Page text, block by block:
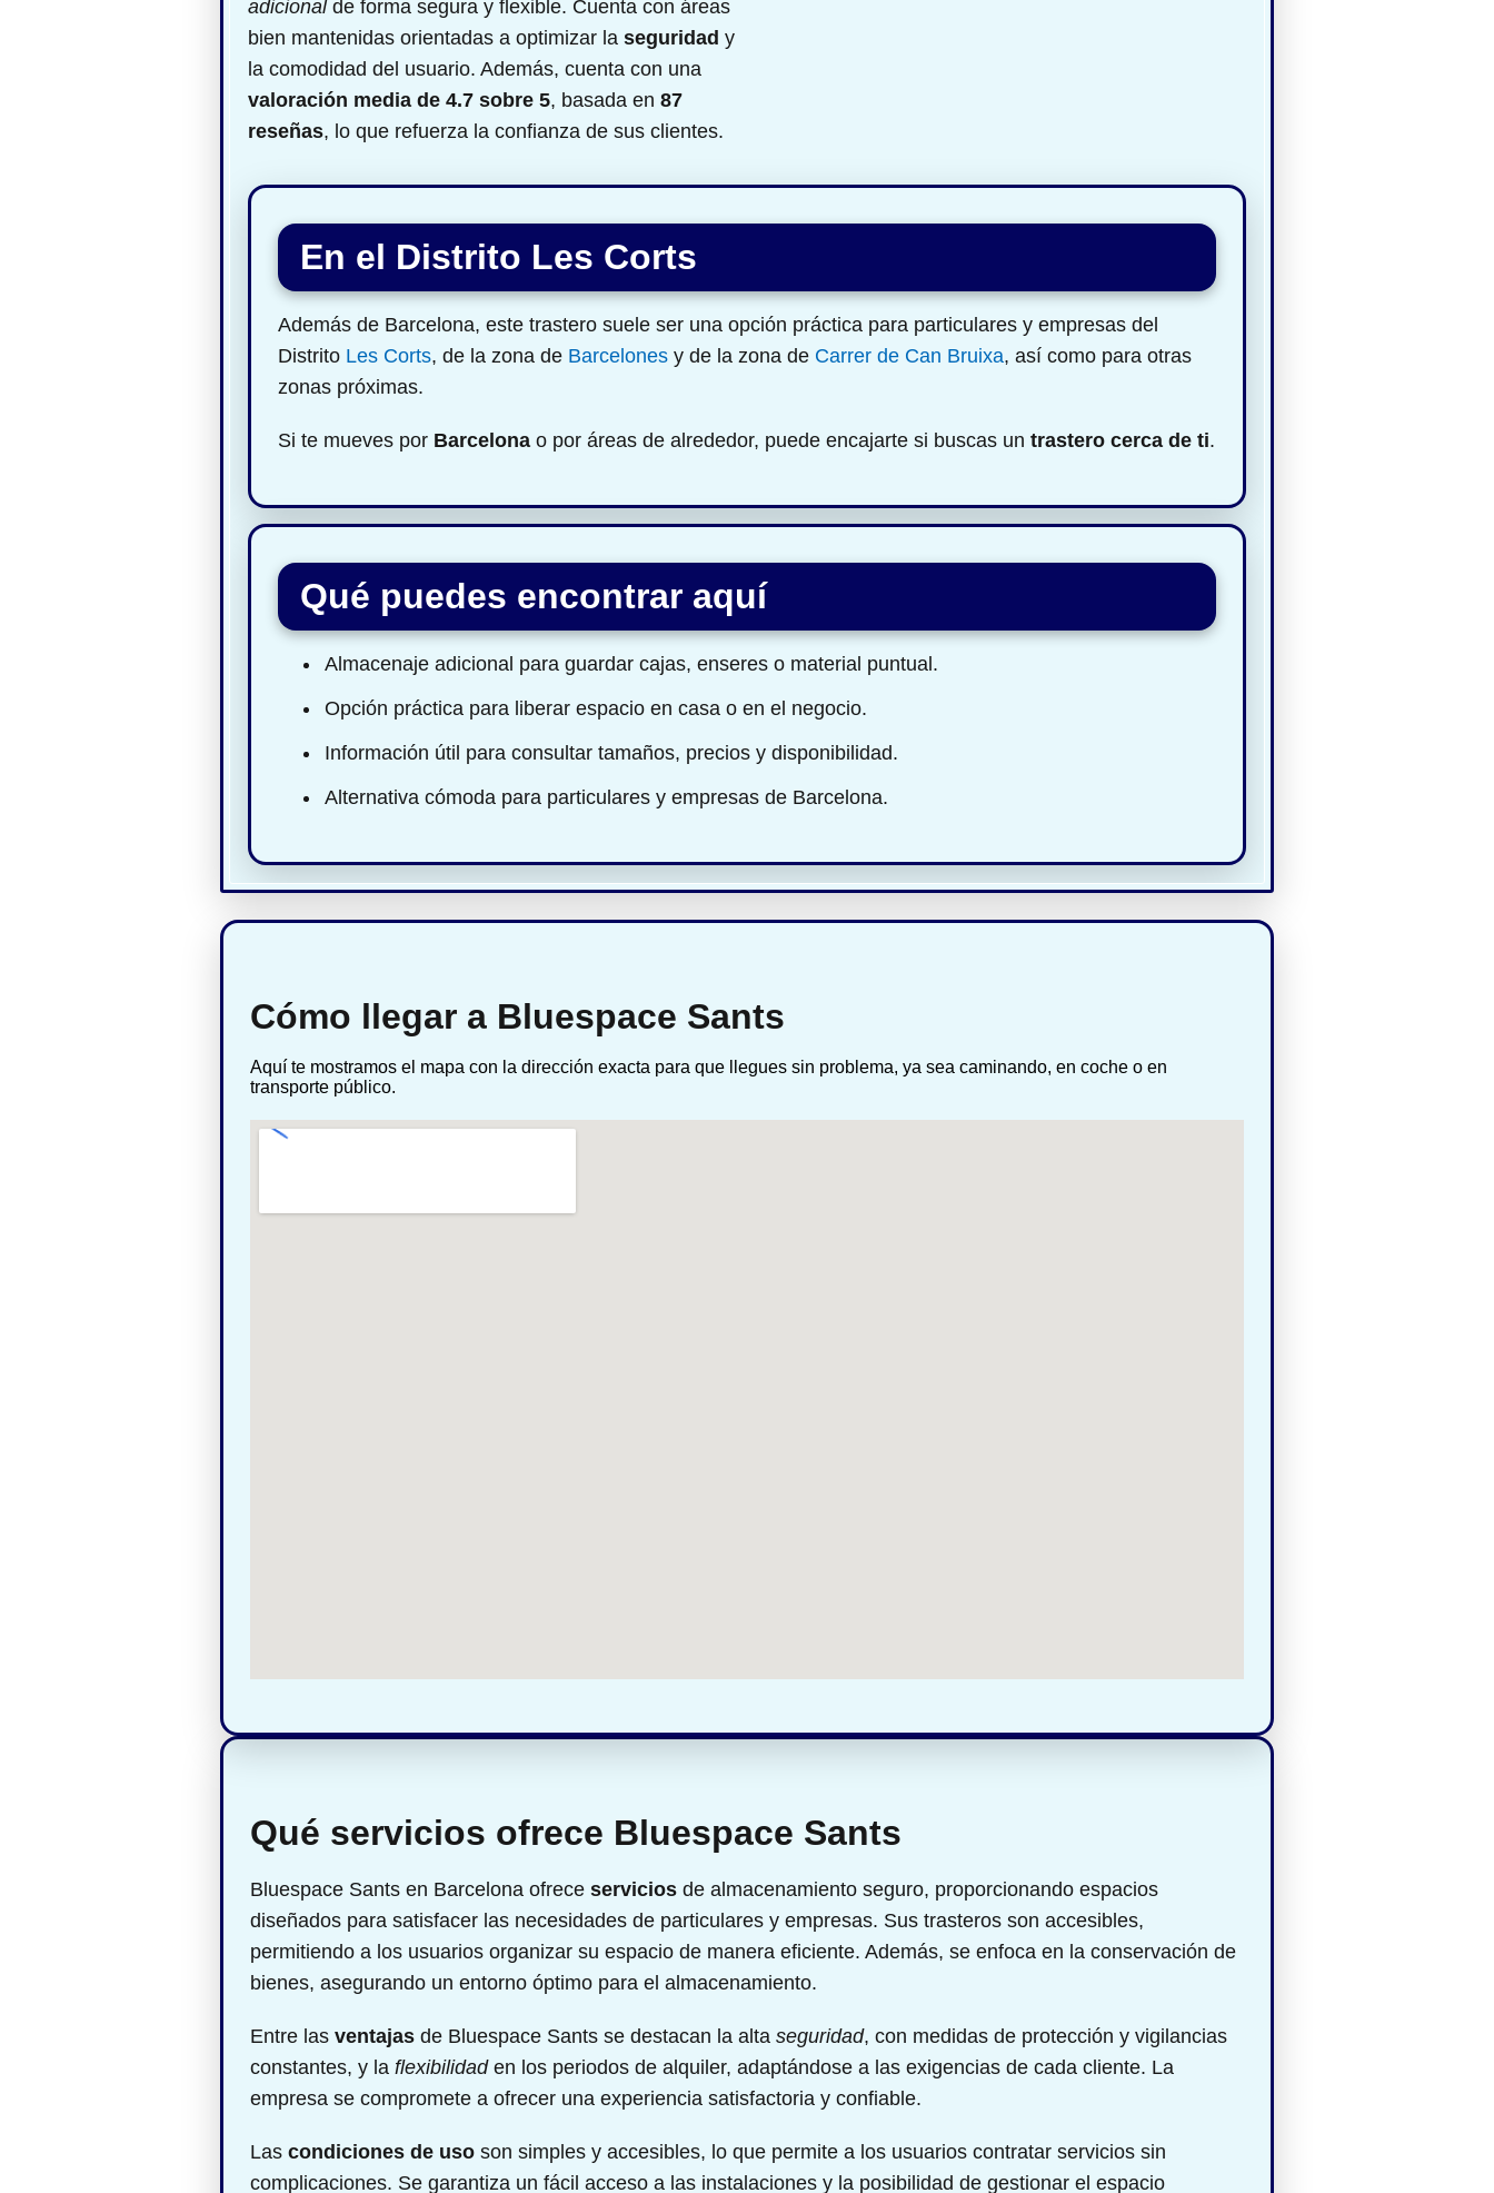
adicionalde forma segura y flexible. Cuenta con áreas
bien mantenidas orientadas a optimizar la seguridad y
la comodidad del usuario. Además, cuenta con una
valoración media de 4.7 sobre 5, basada en 87
reseñas, lo que refuerza la confianza de sus clientes.
En el Distrito Les Corts
Además de Barcelona, este trastero suele ser una opción práctica para particulares y empresas del
Distrito Les Corts, de la zona de Barcelones y de la zona de Carrer de Can Bruixa, así como para otras
zonas próximas.
Si te mueves por Barcelona o por áreas de alrededor, puede encajarte si buscas un trastero cerca de ti.
Qué puedes encontrar aquí
Almacenaje adicional para guardar cajas, enseres o material puntual.
Opción práctica para liberar espacio en casa o en el negocio.
Información útil para consultar tamaños, precios y disponibilidad.
Alternativa cómoda para particulares y empresas de Barcelona.
Cómo llegar a Bluespace Sants
Aquí te mostramos el mapa con la dirección exacta para que llegues sin problema, ya sea caminando, en coche o en
transporte público.
Qué servicios ofrece Bluespace Sants
Bluespace Sants en Barcelona ofrece servicios de almacenamiento seguro, proporcionando espacios
diseñados para satisfacer las necesidades de particulares y empresas. Sus trasteros son accesibles,
permitiendo a los usuarios organizar su espacio de manera eficiente. Además, se enfoca en la conservación de
bienes, asegurando un entorno óptimo para el almacenamiento.
Entre las ventajas de Bluespace Sants se destacan la alta seguridad, con medidas de protección y vigilancias
constantes, y la flexibilidaden los periodos de alquiler, adaptándose a las exigencias de cada cliente. La
empresa se compromete a ofrecer una experiencia satisfactoria y confiable.
Las condiciones de uso son simples y accesibles, lo que permite a los usuarios contratar servicios sin
complicaciones. Se garantiza un fácil acceso a las instalaciones y la posibilidad de gestionar el espacio